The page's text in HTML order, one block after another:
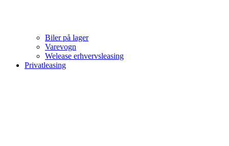
Biler på lager
Varevogn
Welease erhvervsleasing
Privatleasing